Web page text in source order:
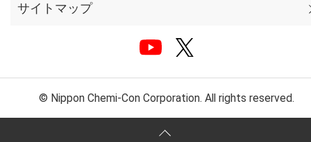
サイトマップ
© Nippon Chemi-Con Corporation. All rights reserved.